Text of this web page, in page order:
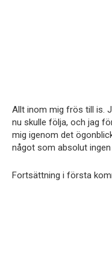
Allt inom mig frös till is.
nu skulle följa, och jag
mig igenom det
något som absolut
Fortsättning i första